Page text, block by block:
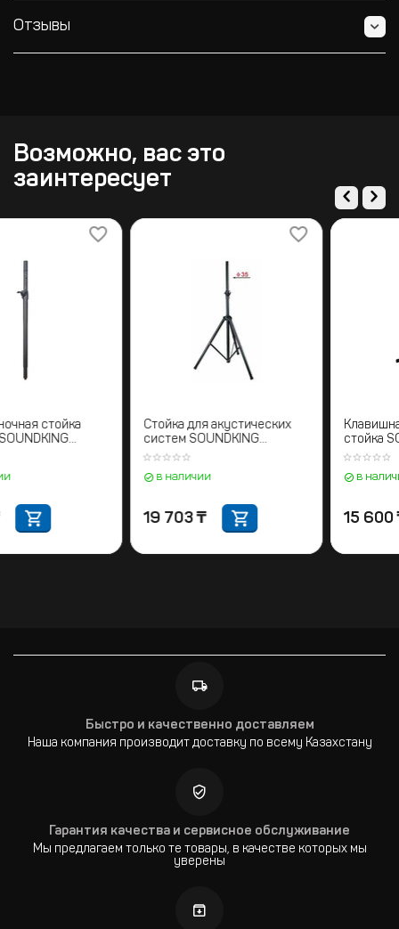
Отзывы
Возможно, вас это
заинтересует
стойка
топ" SOUNDKING
в наличии
395
Стойка для акустических
систем SOUNDKING
в наличии
19 703
Быстро и качественно доставляем
Наша компания производит доставку по всему Казахстану
Гарантия качества и сервисное обслуживание
Мы предлагаем только те товары, в качестве которых мы
уверены